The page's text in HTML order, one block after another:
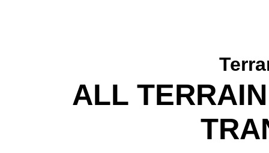
ALL